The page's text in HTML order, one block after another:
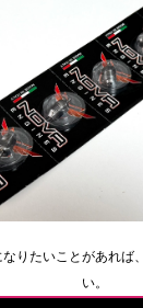
りたいことがあれば
い。